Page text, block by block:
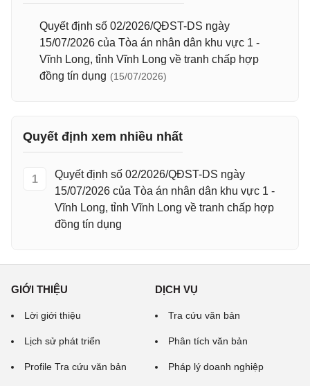
Quyết định số 02/2026/QĐST-DS ngày
15/07/2026 của Tòa án nhân dân khu vực 1 -
Vĩnh Long, tỉnh Vĩnh Long về tranh chấp hợp
đồng tín dụng (15/07/2026)
Quyết định xem nhiều nhất
1
Quyết định số 02/2026/QĐST-DS ngày
15/07/2026 của Tòa án nhân dân khu vực 1 -
Vĩnh Long, tỉnh Vĩnh Long về tranh chấp hợp
đồng tín dụng
GIỚI THIỆU
Lời giới thiệu
Lịch sử phát triển
Profile Tra cứu văn bản
DỊCH VỤ
Tra cứu văn bản
Phân tích văn bản
Pháp lý doanh nghiệp